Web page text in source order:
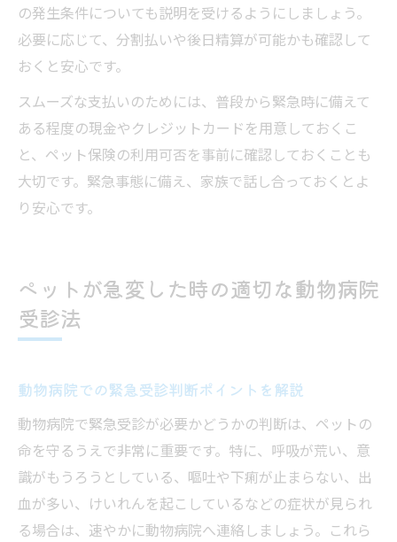
の発生条件についても説明を受けるようにしましょう。
必要に応じて、分割払いや後日精算が可能かも確認して
おくと安心です。
スムーズな支払いのためには、普段から緊急時に備えて
ある程度の現金やクレジットカードを用意しておくこ
と、ペット保険の利用可否を事前に確認しておくことも
大切です。緊急事態に備え、家族で話し合っておくとよ
り安心です。
ペットが急変した時の適切な動物病院
受診法
動物病院での緊急受診判断ポイントを解説
動物病院で緊急受診が必要かどうかの判断は、ペットの
命を守るうえで非常に重要です。特に、呼吸が荒い、意
識がもうろうとしている、嘔吐や下痢が止まらない、出
血が多い、けいれんを起こしているなどの症状が見られ
る場合は、速やかに動物病院へ連絡しましょう。これら